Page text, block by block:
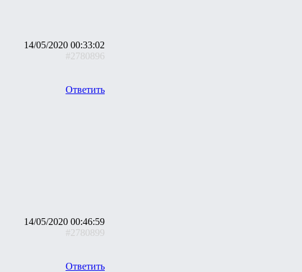
14/05/2020 00:33:02
#2780896
Ответить
14/05/2020 00:46:59
#2780899
Ответить